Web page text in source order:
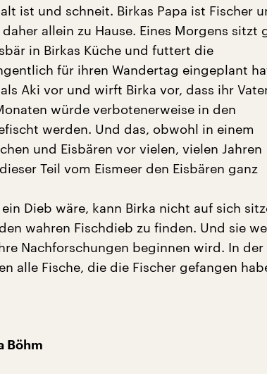
ist und schneit. Birkas Papa ist Fischer
allein zu Hause. Eines Morgens sitzt
in Birkas Küche und futtert die
für ihren Wandertag eingeplant
Aki vor und wirft Birka vor, dass ihr
würde verbotenerweise in den
werden. Und das, obwohl in einem
und Eisbären vor vielen, vielen Jahren
Teil vom Eismeer den Eisbären ganz
Dieb wäre, kann Birka nicht auf sich
wahren Fischdieb zu finden. Und sie
Nachforschungen beginnen wird. In der
alle Fische, die die Fischer gefangen
Böhm